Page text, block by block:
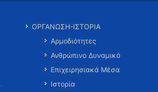
ΟΡΓΑΝΩΣΗ-ΙΣΤΟΡΙΑ
Αρμοδιότητες
Ανθρώπινο Δυναμικό
Επιχειρησιακά Μέσα
Ιστορία